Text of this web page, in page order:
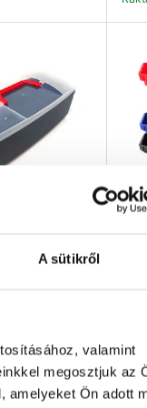
A sütikről
valamint
megosztjuk az
amelyeket Ön adott
db